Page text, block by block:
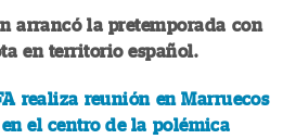
arrancó la pretemporada con
en territorio español.
realiza reunión en Marruecos
el centro de la polémica